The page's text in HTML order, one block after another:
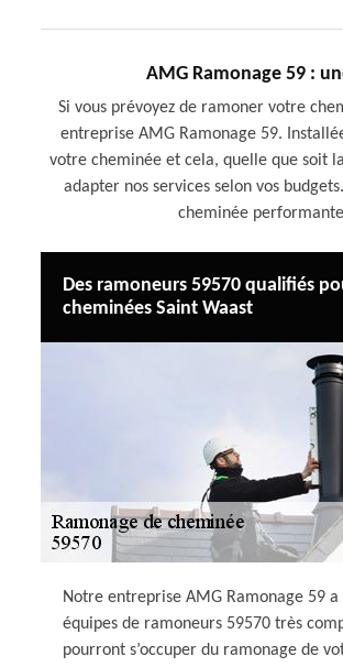
AMG Ramonage 59 :
Si vous prévoyez de ramoner votre
entreprise AMG Ramonage 59.
votre cheminée et cela, quelle que soit
adapter nos services selon vos
cheminée
Des ramoneurs 59570 qualifiés
cheminées Saint Waast
Notre entreprise AMG Ramonage 59 a
équipes de ramoneurs 59570 très
pourront s’occuper du ramonage de